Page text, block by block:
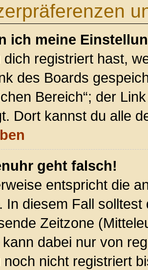
ich meine
dich registriert hast,
des Boards
Bereich“; der
Dort kannst du alle
geht falsch!
entspricht die
In diesem Fall solltest
Zeitzone
dabei nur von
noch nicht registriert